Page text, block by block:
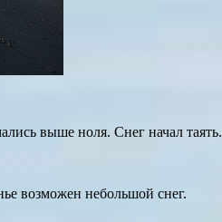
выше ноля. Снег начал таять.
возможен небольшой снег.